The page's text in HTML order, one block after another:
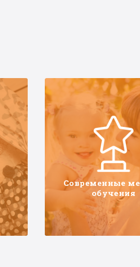
Современные
обучения